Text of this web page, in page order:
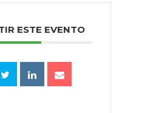
ESTE EVENTO